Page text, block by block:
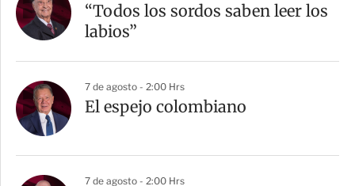
“Todos los sordos saben leer los
labios”
7 de agosto - 2:00 Hrs
El espejo colombiano
7 de agosto - 2:00 Hrs